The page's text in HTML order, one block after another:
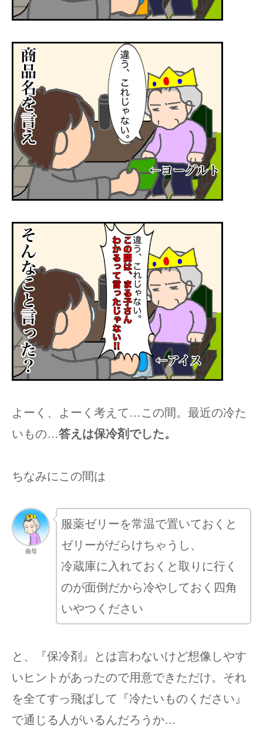
よーく、よーく考えて…この間。最近の冷た
いもの…答えは保冷剤でした。
ちなみにこの間は
義母
服薬ゼリーを常温で置いておくと
ゼリーがだらけちゃうし、
冷蔵庫に入れておくと取りに行く
のが面倒だから冷やしておく四角
いやつください
と、『保冷剤』とは言わないけど想像しやす
いヒントがあったので用意できただけ。それ
を全てすっ飛ばして『冷たいものください』
で通じる人がいるんだろうか…